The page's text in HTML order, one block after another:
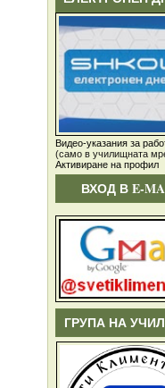
Видео-указания за
(само в училищната
Активиране на профил
ВХОД В E-
ГРУПА НА